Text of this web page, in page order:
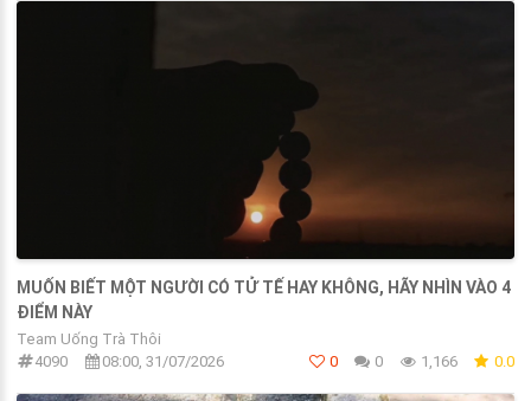
MUỐN BIẾT MỘT NGƯỜI CÓ TỬ TẾ HAY KHÔNG, HÃY NHÌN VÀO 4
ĐIỂM NÀY
Team Uống Trà Thôi
4090
08:00, 31/07/2026 0 0 1,166 0.0